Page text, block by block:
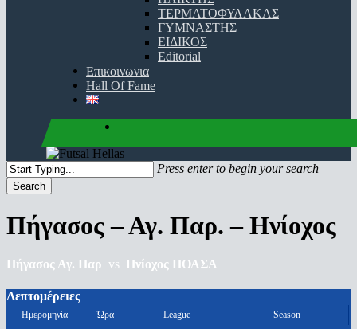
ΤΕΡΜΑΤΟΦΥΛΑΚΑΣ
ΓΥΜΝΑΣΤΗΣ
ΕΙΔΙΚΟΣ
Editorial
Επικοινωνια
Hall Of Fame
Press enter to begin your search
Search
Search
Πήγασος – Αγ. Παρ. – Ηνίοχος
Πήγασος Αγ. Παρ vs Ηνίοχος ΠΟΑΣΑ
Λεπτομέρειες
Ημερομηνία Ώρα League Season